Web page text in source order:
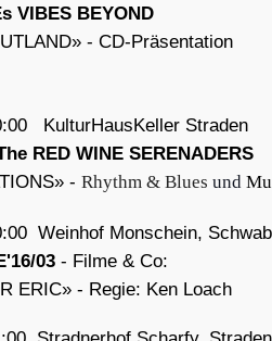
VIBES BEYOND
- CD-Präsentation
KulturHausKeller Straden
RED WINE SERENADERS
- Rhythm & Blues und
Weinhof Monschein,
03- Filme & Co:
ERIC» - Regie: Ken Loach